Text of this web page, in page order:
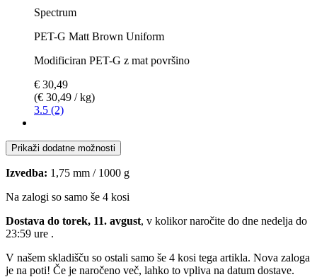
Spectrum
PET-G Matt Brown Uniform
Modificiran PET-G z mat površino
€ 30,49
(€ 30,49 / kg)
3.5 (2)
Prikaži dodatne možnosti
Izvedba: 1,75 mm / 1000 g
Na zalogi so samo še 4 kosi
Dostava do torek, 11. avgust, v kolikor naročite do dne nedelja do
23:59 ure .
V našem skladišču so ostali samo še 4 kosi tega artikla. Nova zaloga
je na poti! Če je naročeno več, lahko to vpliva na datum dostave.